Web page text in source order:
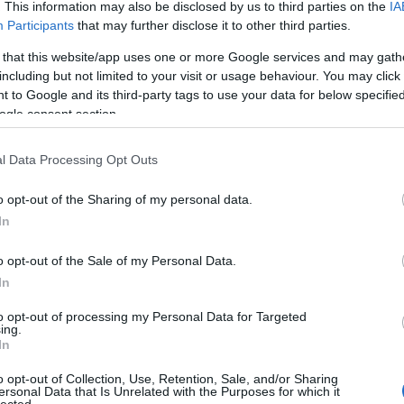
This information may also be disclosed by us to third parties on the
Participants that may further disclose it to other third parties.
that this website/app uses one or more Google services and may
but not limited to your visit or usage behaviour. You may
to Google and its third-party tags to use your data for below
consent section.
Data Processing Opt Outs
opt-out of the Sharing of my personal data.
opt-out of the Sale of my Personal Data.
opt-out of processing my Personal Data for Targeted
opt-out of Collection, Use, Retention, Sale, and/or Sharing
Data that Is Unrelated with the Purposes for which it
11/